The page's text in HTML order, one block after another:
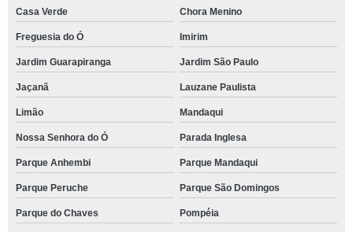
Casa Verde Chora Menino
Freguesia do Ó Imirim
Jardim Guarapiranga Jardim São Paulo
Jaçanã Lauzane Paulista
Limão Mandaqui
Nossa Senhora do Ó Parada Inglesa
Parque Anhembi Parque Mandaqui
Parque Peruche Parque São Domingos
Parque do Chaves Pompéia